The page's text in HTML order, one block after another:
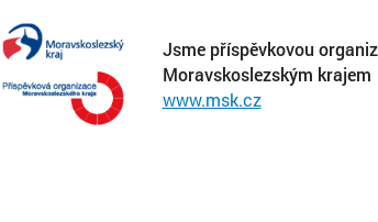
Jsme příspěvkovou
Moravskoslezským krajem
www.msk.cz